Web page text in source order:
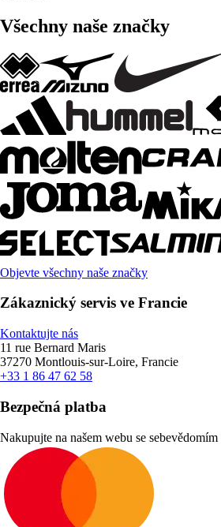
Všechny naše značky
Objevte všechny naše značky
Zákaznický servis ve Francie
Kontaktujte nás
11 rue Bernard Maris
37270 Montlouis-sur-Loire, Francie
+33 1 86 47 62 58
Bezpečná platba
Nakupujte na našem webu se sebevědomím